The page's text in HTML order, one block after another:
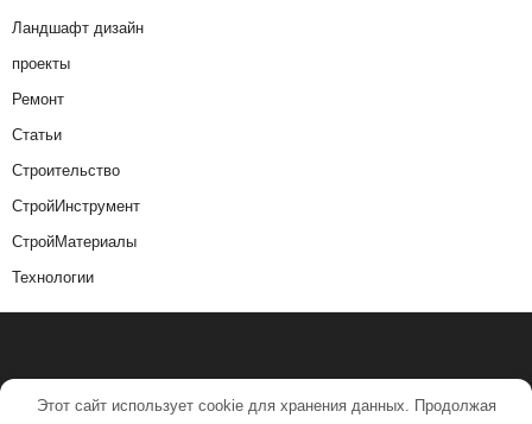
Ландшафт дизайн
проекты
Ремонт
Статьи
Строительство
СтройИнструмент
СтройМатериалы
Технологии
Этот сайт использует cookie для хранения данных. Продолжая